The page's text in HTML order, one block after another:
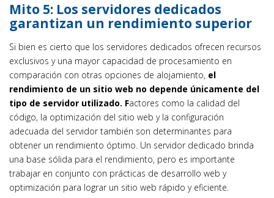
Mito 5: Los servidores dedicados
garantizan un rendimiento superior
Si bien es cierto que los servidores dedicados ofrecen recursos
exclusivos y una mayor capacidad de procesamiento en
comparación con otras opciones de alojamiento, el
rendimiento de un sitio web no depende únicamente del
tipo de servidor utilizado. Factores como la calidad del
código, la optimización del sitio web y la configuración
adecuada del servidor también son determinantes para
obtener un rendimiento óptimo. Un servidor dedicado brinda
una base sólida para el rendimiento, pero es importante
trabajar en conjunto con prácticas de desarrollo web y
optimización para lograr un sitio web rápido y eficiente.